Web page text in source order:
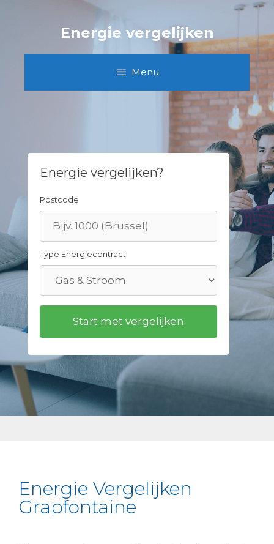
Energie vergelijken
Menu
Energie vergelijken?
Postcode
Type Energiecontract
Energie Vergelijken
Grapfontaine